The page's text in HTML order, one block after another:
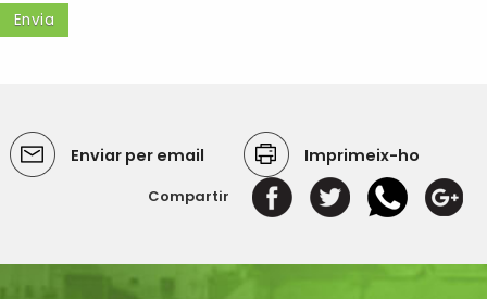
Enviar per email Imprimeix-ho
Compartir